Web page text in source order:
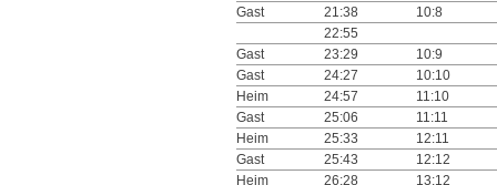
Gast
21:38
10:8
22:55
Gast
23:29
10:9
Gast
24:27
10:10
Heim
24:57
11:10
Gast
25:06
11:11
Heim
25:33
12:11
Gast
25:43
12:12
Heim
26:28 13:12